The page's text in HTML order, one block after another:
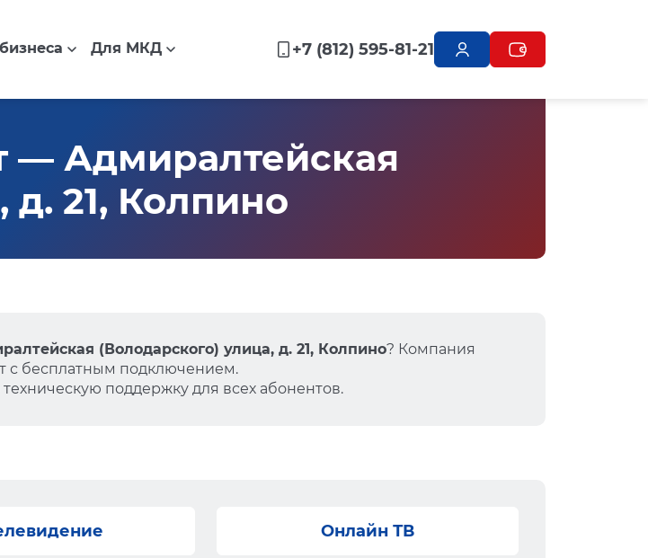
Для МКД +7 (812) 595-81-21
— Адмиралтейская
д. 21, Колпино
(Володарского) улица, д. 21, Колпино? Компания
с бесплатным подключением.
поддержку для всех абонентов.
Онлайн ТВ